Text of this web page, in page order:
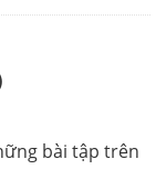
bài tập trên